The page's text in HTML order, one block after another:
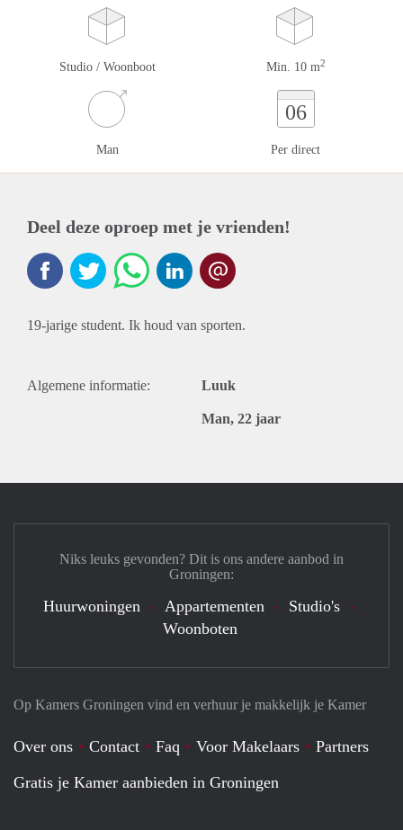
Studio / Woonboot Min. 10 m2
Man
06
Per direct
Deel deze oproep met je vrienden!
19-jarige student. Ik houd van sporten.
Algemene informatie: Luuk
Man, 22 jaar
Op Kamers Groningen vind en verhuur je makkelijk je Kamer
Over ons Contact Faq Voor Makelaars
Partners
Gratis je Kamer aanbieden in Groningen
Niks leuks gevonden? Dit is ons andere aanbod in
Groningen:
Huurwoningen Appartementen
Studio's
Woonboten